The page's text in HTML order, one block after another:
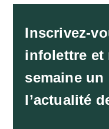
Inscrivez-
infolettre et
semaine un
l’actualité